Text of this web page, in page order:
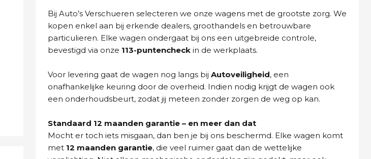
Bij Auto’s Verschueren selecteren we onze wagens met de grootste zorg. We
kopen enkel aan bij erkende dealers, groothandels en betrouwbare
particulieren. Elke wagen ondergaat bij ons een uitgebreide controle,
bevestigd via onze 113-puntencheck in de werkplaats.
Voor levering gaat de wagen nog langs bij Autoveiligheid, een
onafhankelijke keuring door de overheid. Indien nodig krijgt de wagen ook
een onderhoudsbeurt, zodat jij meteen zonder zorgen de weg op kan.
Standaard 12 maanden garantie – en meer dan dat
Mocht er toch iets misgaan, dan ben je bij ons beschermd. Elke wagen komt
met 12 maanden garantie, die veel ruimer gaat dan de wettelijke